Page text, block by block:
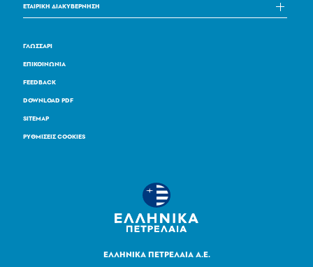
ΕΤΑΙΡΙΚΗ ΔΙΑΚΥΒΕΡΝΗΣΗ
ΓΛΩΣΣΑΡΙ
ΕΠΙΚΟΙΝΩΝΙΑ
FEEDBACK
DOWNLOAD PDF
SITEMAP
ΡΥΘΜΙΣΕΙΣ COOKIES
ΕΛΛΗΝΙΚΑ ΠΕΤΡΕΛΑΙΑ Α.Ε.